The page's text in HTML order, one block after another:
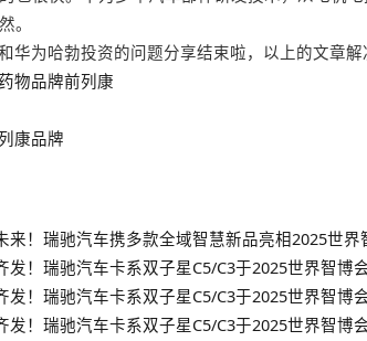
。
华为哈勃投资的问题分享结束啦，以上的文章解
物品牌前列康
康品牌
来！瑞驰汽车携多款全域智慧新品亮相2025世界
发！瑞驰汽车卡系双子星C5/C3于2025世界智博
发！瑞驰汽车卡系双子星C5/C3于2025世界智博
发！瑞驰汽车卡系双子星C5/C3于2025世界智博